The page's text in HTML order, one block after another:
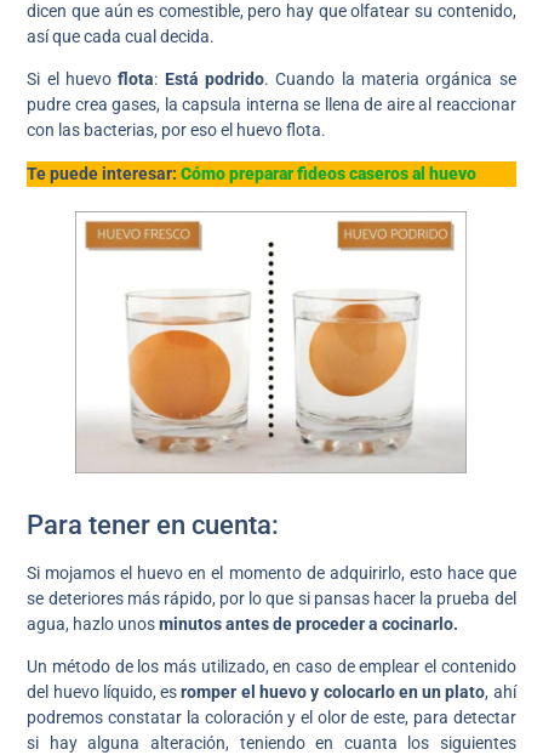
dicen que aún es comestible, pero hay que olfatear su contenido,
así que cada cual decida.
Si el huevoflota: Está podrido. Cuando la materia orgánica se
pudre crea gases, la capsula interna se llena de aire al reaccionar
con las bacterias, por eso el huevo flota.
Te puede interesar:Cómo preparar fideos caseros al huevo
Para tener en cuenta:
Si mojamos el huevo en el momento de adquirirlo, esto hace que
se deteriores más rápido, por lo que si pansas hacer la prueba del
agua, hazlo unosminutos antes de proceder a cocinarlo.
Un método de los más utilizado, en caso de emplear el contenido
del huevo líquido, esromper el huevo y colocarlo en un plato, ahí
podremos constatar la coloración y el olor de este, para detectar
si hay alguna alteración, teniendo en cuanta los siguientes